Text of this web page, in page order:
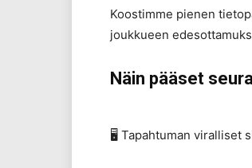
Koostimme pienen
joukkueen
Näin pääset
🖥 Tapahtuman viralliset